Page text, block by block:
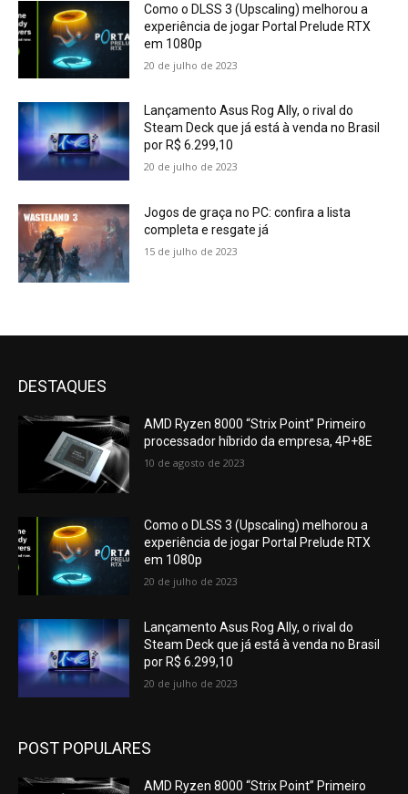
Como o DLSS 3 (Upscaling) melhorou a
experiência de jogar Portal Prelude RTX
em 1080p
20 de julho de 2023
Lançamento Asus Rog Ally, o rival do
Steam Deck que já está à venda no Brasil
por R$ 6.299,10
20 de julho de 2023
Jogos de graça no PC: confira a lista
completa e resgate já
15 de julho de 2023
DESTAQUES
AMD Ryzen 8000 “Strix Point” Primeiro
processador híbrido da empresa, 4P+8E
10 de agosto de 2023
Como o DLSS 3 (Upscaling) melhorou a
experiência de jogar Portal Prelude RTX
em 1080p
20 de julho de 2023
Lançamento Asus Rog Ally, o rival do
Steam Deck que já está à venda no Brasil
por R$ 6.299,10
20 de julho de 2023
POST POPULARES
AMD Ryzen 8000 “Strix Point” Primeiro